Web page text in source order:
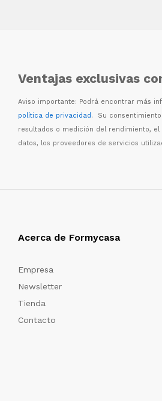
Ventajas exclusivas
Aviso importante: Podrá encontrar más
política de privacidad. Su
resultados o medición del rendimiento, el
datos, los proveedores de servicios
Acerca de Formycasa
Empresa
Newsletter
Tienda
Contacto